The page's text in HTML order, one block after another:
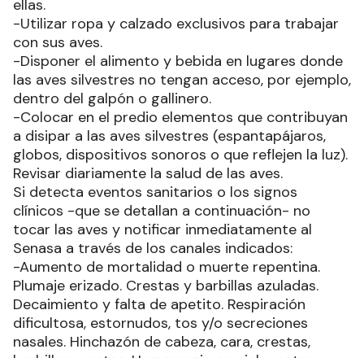
ellas.
-Utilizar ropa y calzado exclusivos para trabajar
con sus aves.
-Disponer el alimento y bebida en lugares donde
las aves silvestres no tengan acceso, por ejemplo,
dentro del galpón o gallinero.
-Colocar en el predio elementos que contribuyan
a disipar a las aves silvestres (espantapájaros,
globos, dispositivos sonoros o que reflejen la luz).
Revisar diariamente la salud de las aves.
Si detecta eventos sanitarios o los signos
clínicos -que se detallan a continuación- no
tocar las aves y notificar inmediatamente al
Senasa a través de los canales indicados:
-Aumento de mortalidad o muerte repentina.
Plumaje erizado. Crestas y barbillas azuladas.
Decaimiento y falta de apetito. Respiración
dificultosa, estornudos, tos y/o secreciones
nasales. Hinchazón de cabeza, cara, crestas,